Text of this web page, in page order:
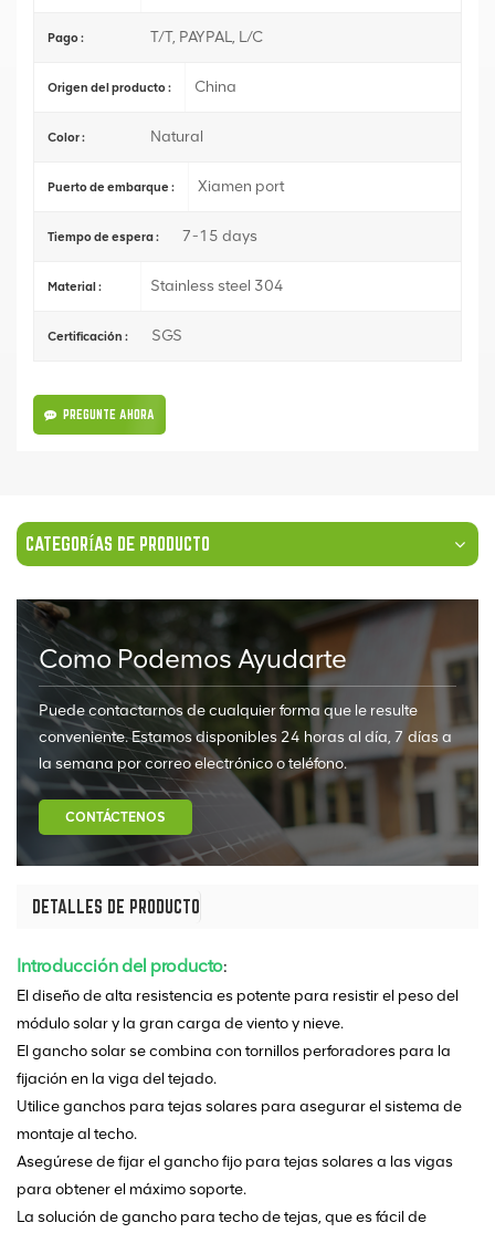
Pago : T/T, PAYPAL, L/C
Origen del producto : China
Color : Natural
Puerto de embarque : Xiamen port
Tiempo de espera : 7-15 days
Material : Stainless steel 304
Certificación : SGS
PREGUNTE AHORA
CATEGORÍAS DE PRODUCTO
Como Podemos Ayudarte
Puede contactarnos de cualquier forma que le resulte
conveniente. Estamos disponibles 24 horas al día, 7 días a
la semana por correo electrónico o teléfono.
CONTÁCTENOS
DETALLES DE PRODUCTO
Introducción del producto:
El diseño de alta resistencia es potente para resistir el peso del
módulo solar y la gran carga de viento y nieve.
El gancho solar se combina con tornillos perforadores para la
fijación en la viga del tejado.
Utilice ganchos para tejas solares para asegurar el sistema de
montaje al techo.
Asegúrese de fijar el gancho fijo para tejas solares a las vigas
para obtener el máximo soporte.
La solución de gancho para techo de tejas, que es fácil de